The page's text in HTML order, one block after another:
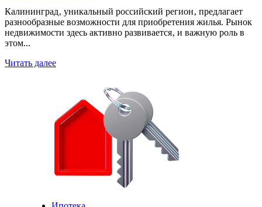
Калининград‚ уникальный российский регион‚ предлагает
разнообразные возможности для приобретения жилья. Рынок
недвижимости здесь активно развивается‚ и важную роль в
этом...
Читать далееRead
Калининграде:
Обзор
предложений
Русский
Ипотечный